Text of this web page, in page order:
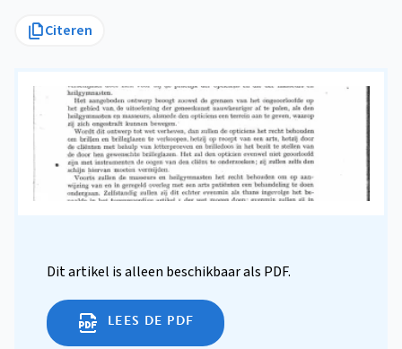
Citeren
Dit artikel is alleen beschikbaar als PDF.
LEES DE PDF